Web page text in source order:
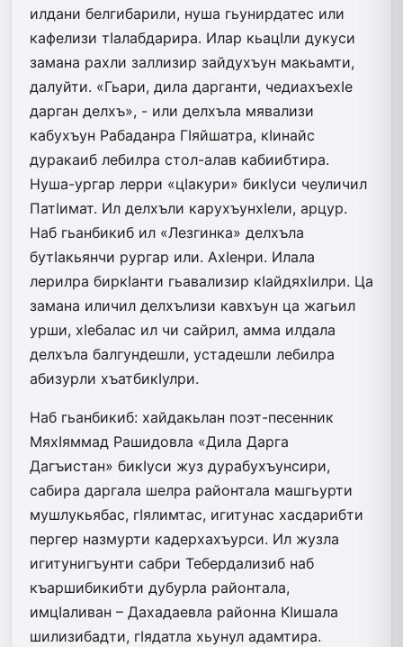
илдани белгибарили, нуша гьунирдатес или
кафелизи тIалабдарира. Илар кьацIли дукуси
замана рахли заллизир зайдухъун макьамти,
далуйти. «Гьари, дила дарганти, чедиахъехIе
дарган делхъ», - или делхъла мявализи
кабухъун Рабаданра ГIяйшатра, кIинайс
дуракаиб лебилра стол-алав кабиибтира.
Нуша-ургар лерри «цIакури» бикIуси чеуличил
ПатIимат. Ил делхъли карухъунхIели, арцур.
Наб гьанбикиб ил «Лезгинка» делхъла
бутIакьянчи рургар или. АхIенри. Илала
лерилра биркIанти гьавализир кIайдяхIилри. Ца
замана иличил делхълизи кавхъун ца жагьил
урши, хIебалас ил чи сайрил, амма илдала
делхъла балгундешли, устадешли лебилра
абизурли хъатбикIулри.
Наб гьанбикиб: хайдакьлан поэт-песенник
МяхIяммад Рашидовла «Дила Дарга
Дагъистан» бикIуси жуз дурабухъунсири,
сабира даргала шелра районтала машгьурти
мушлукьябас, гIялимтас, игитунас хасдарибти
пергер назмурти кадерхахъурси. Ил жузла
игитунигъунти сабри Тебердализиб наб
къаршибикибти дубурла районтала,
имцIаливан – Дахадаевла районна КIишала
шилизибадти, гIядатла хьунул адамтира.